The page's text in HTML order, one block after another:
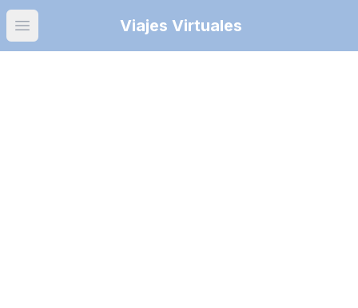
Open main menuViajes Virtuales